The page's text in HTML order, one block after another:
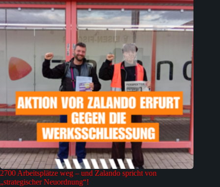
2700 Arbeitsplätze weg – und Zalando spricht von
„strategischer Neuordnung“!